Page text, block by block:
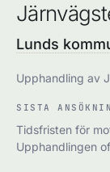
Lunds
Upphandling av
SISTA
Tidsfristen för
Upphandlingen